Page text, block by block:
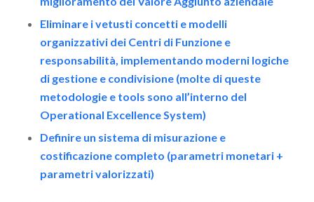
Eliminare i vetusti concetti e modelli
organizzativi dei Centri di Funzione e
responsabilità, implementando moderni logiche
di gestione e condivisione (molte di queste
metodologie e tools sono all’interno del
Operational Excellence System)
Definire un sistema di misurazione e
costificazione completo (parametri monetari +
parametri valorizzati)